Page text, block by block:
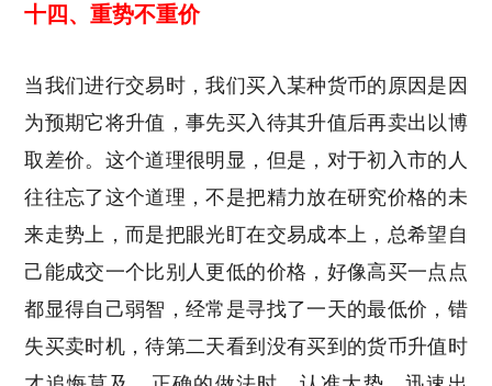
十四、重势不重价
当我们进行交易时，我们买入某种货币的原因是因
为预期它将升值，事先买入待其升值后再卖出以博
取差价。这个道理很明显，但是，对于初入市的人
往往忘了这个道理，不是把精力放在研究价格的未
来走势上，而是把眼光盯在交易成本上，总希望自
己能成交一个比别人更低的价格，好像高买一点点
都显得自己弱智，经常是寻找了一天的最低价，错
失买卖时机，待第二天看到没有买到的货币升值时